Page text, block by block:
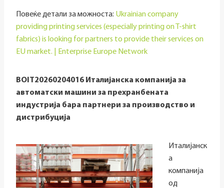
Повеќе детали за можноста: Ukrainian company
providing printing services (especially printing on T-shirt
fabrics) is looking for partners to provide their services on
EU market. | Enterprise Europe Network
BOIT20260204016 Италијанска компанија за
автоматски машини за прехранбената
индустрија бара партнери за производство и
дистрибуција
Италијанск
а
компанија
од